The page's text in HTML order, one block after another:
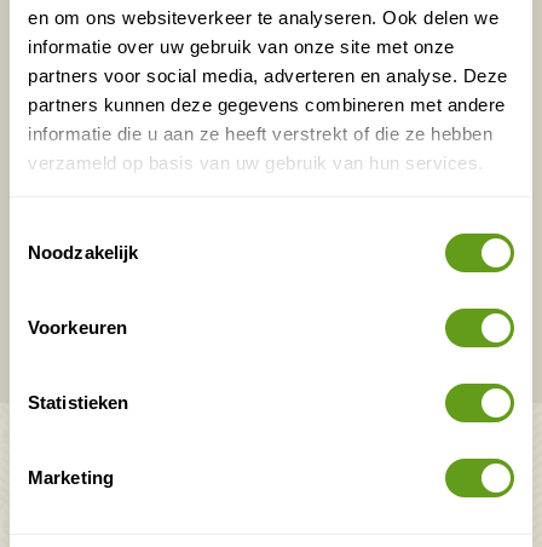
en om ons websiteverkeer te analyseren. Ook delen we
informatie over uw gebruik van onze site met onze
partners voor social media, adverteren en analyse. Deze
partners kunnen deze gegevens combineren met andere
informatie die u aan ze heeft verstrekt of die ze hebben
verzameld op basis van uw gebruik van hun services.
Noodzakelijk
Voorkeuren
Statistieken
Marketing
E-mailadres* Waar ligt je interesse?
Nederland
Europa
Mooiste plekken op